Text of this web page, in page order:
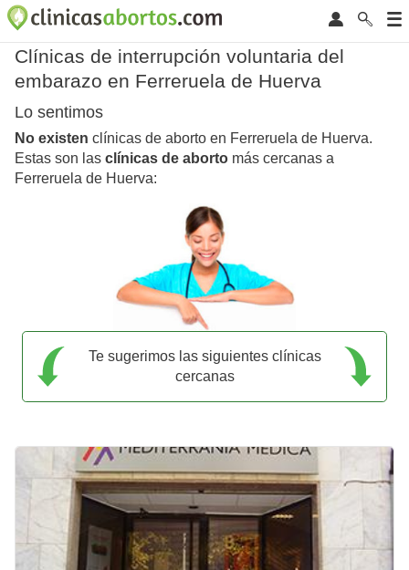
Clínicas de interrupción voluntaria del
embarazo en Ferreruela de Huerva
Lo sentimos
No existen clínicas de aborto en Ferreruela de Huerva.
Estas son las clínicas de aborto más cercanas a
Ferreruela de Huerva:
Te sugerimos las siguientes clínicas
cercanas